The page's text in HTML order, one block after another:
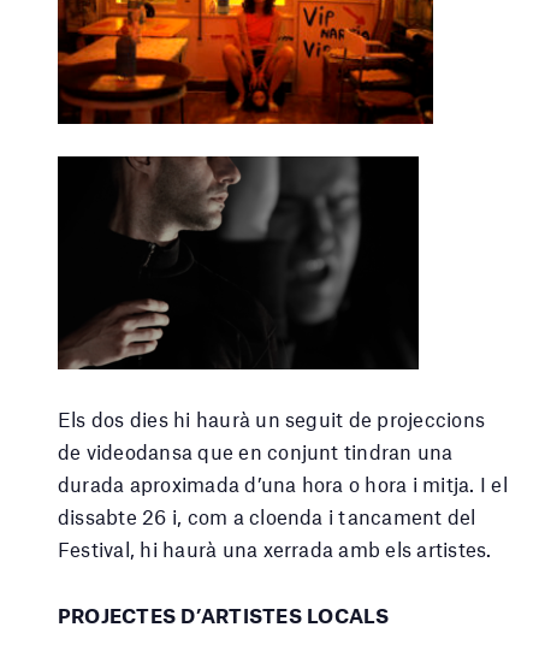
Els dos dies hi haurà un seguit de projeccions
de videodansa que en conjunt tindran una
durada aproximada d’una hora o hora i mitja. I el
dissabte 26 i, com a cloenda i tancament del
Festival, hi haurà una xerrada amb els artistes.
PROJECTES D’ARTISTES LOCALS